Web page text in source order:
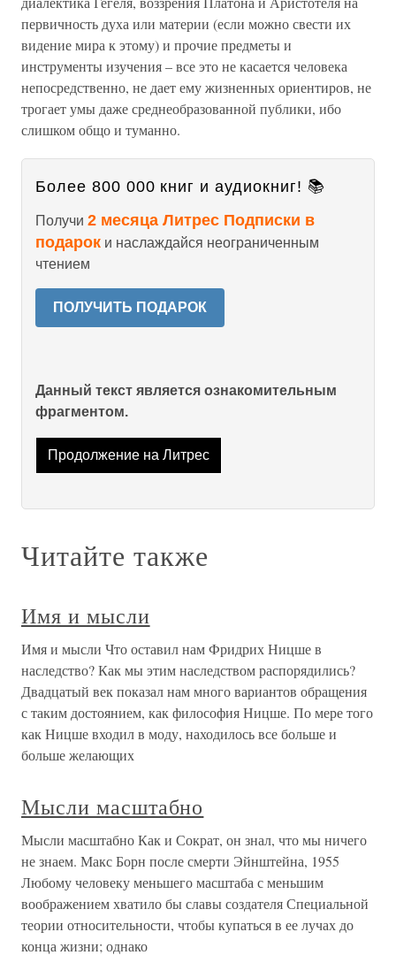
первичность духа или материи (если можно свести их
видение мира к этому) и прочие предметы и
инструменты изучения – все это не касается человека
непосредственно, не дает ему жизненных ориентиров, не
трогает умы даже среднеобразованной публики, ибо
слишком общо и туманно.
Более 800 000 книг и аудиокниг! 📚
Получи 2 месяца Литрес Подписки в
подарок и наслаждайся неограниченным
чтением
ПОЛУЧИТЬ ПОДАРОК
Данный текст является ознакомительным
фрагментом.
Продолжение на Литрес
Читайте также
Имя и мысли
Имя и мысли Что оставил нам Фридрих Ницше в
наследство? Как мы этим наследством распорядились?
Двадцатый век показал нам много вариантов обращения
с таким достоянием, как философия Ницше. По мере того
как Ницше входил в моду, находилось все больше и
больше желающих
Мысли масштабно
Мысли масштабно Как и Сократ, он знал, что мы ничего
не знаем. Макс Борн после смерти Эйнштейна, 1955
Любому человеку меньшего масштаба с меньшим
воображением хватило бы славы создателя Специальной
теории относительности, чтобы купаться в ее лучах до
конца жизни; однако